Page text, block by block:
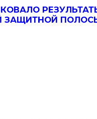
ЗАЩИТНОЙ